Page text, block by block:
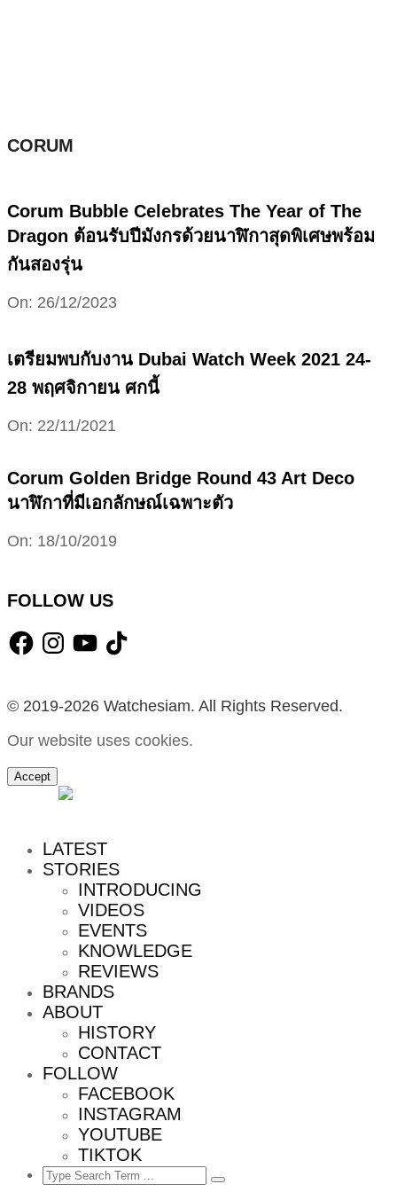
CORUM
Corum Bubble Celebrates The Year of The
Dragon ต้อนรับปีมังกรด้วยนาฬิกาสุดพิเศษพร้อม
กันสองรุ่น
2023-
On: 26/12/2023
เตรียมพบกับงาน Dubai Watch Week 2021 24-
28 พฤศจิกายน ศกนี้
2021-
On: 22/11/2021
Corum Golden Bridge Round 43 Art Deco
นาฬิกาที่มีเอกลักษณ์เฉพาะตัว
2019-
On: 18/10/2019
FOLLOW US
FacebookInstagramYouTube
TikTok
© 2019-2026 Watchesiam. All Rights Reserved.
Our website uses cookies.
Accept
LATEST
STORIES
INTRODUCING
VIDEOS
EVENTS
KNOWLEDGE
REVIEWS
BRANDS
ABOUT
HISTORY
CONTACT
FOLLOW
FACEBOOK
INSTAGRAM
YOUTUBE
TIKTOK
Search